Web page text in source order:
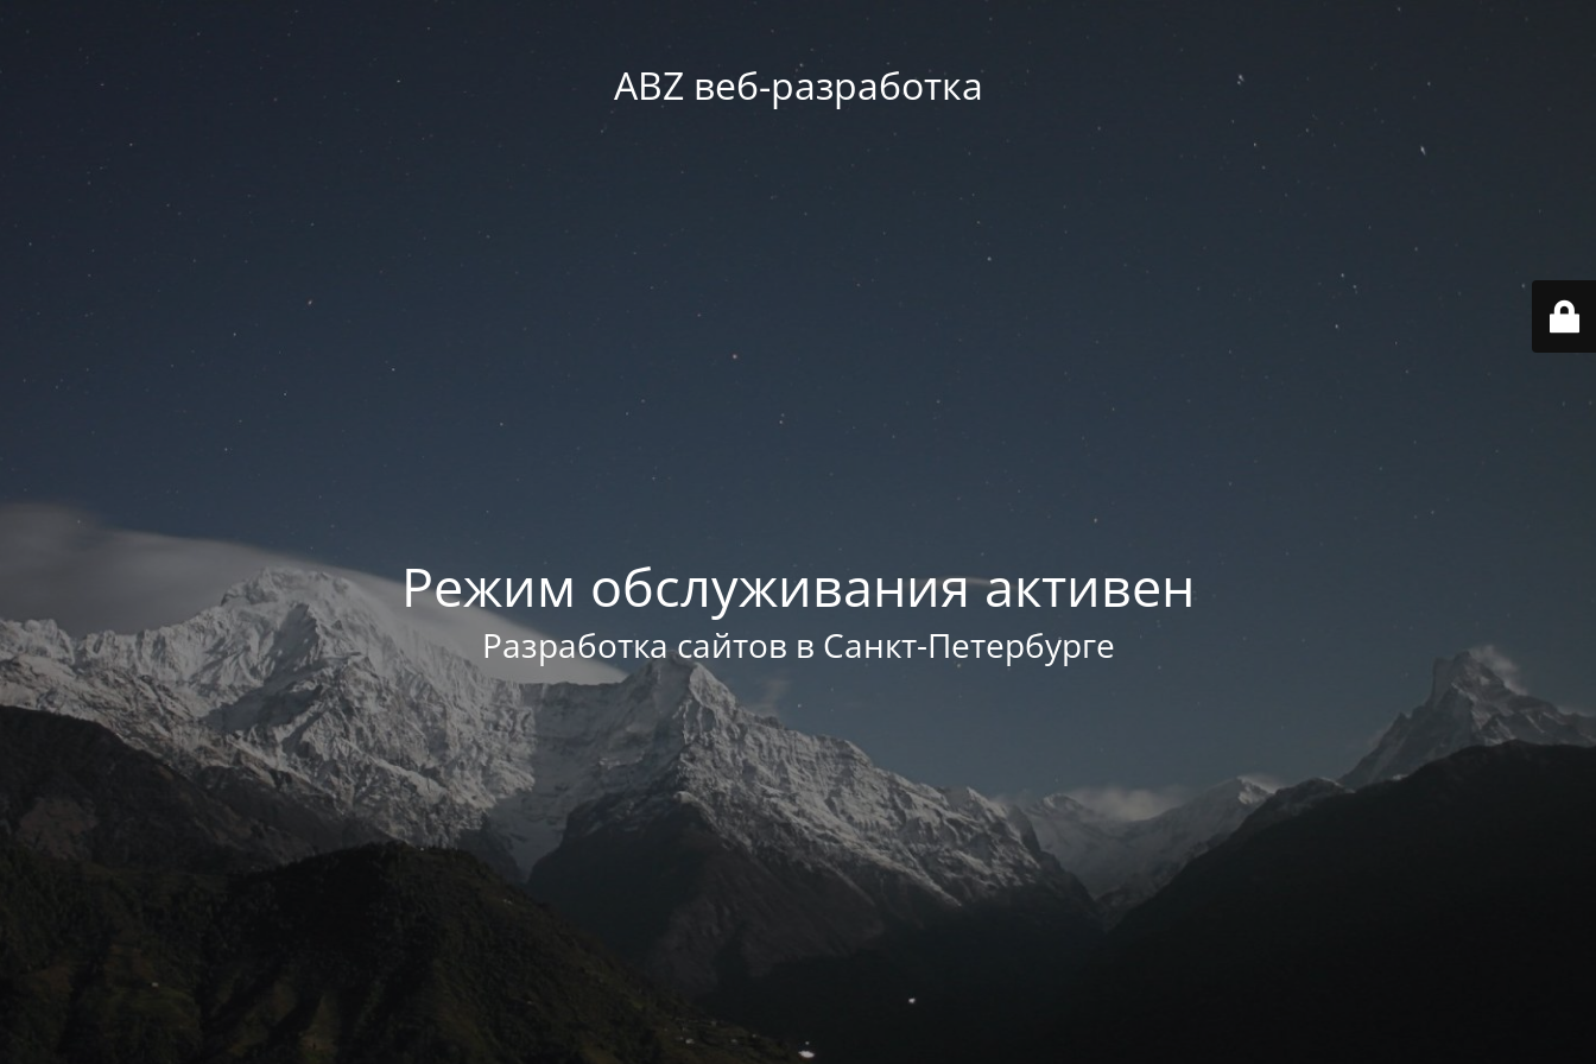
ABZ веб-разработка
Режим обслуживания активен
Разработка сайтов в Санкт-Петербурге